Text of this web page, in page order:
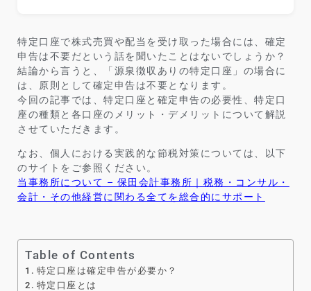
特定口座で株式売買や配当を受け取った場合には、確定
申告は不要だという話を聞いたことはないでしょうか？
結論から言うと、「源泉徴収ありの特定口座」の場合に
は、原則として確定申告は不要となります。
今回の記事では、特定口座と確定申告の必要性、特定口
座の種類と各口座のメリット・デメリットについて解説
させていただきます。
なお、個人における 実践的な節税対策については、以下
のサイトをご参照ください。
当事務所について – 保田会計事務所｜税務・コンサル・
会計・その他経営に関わる全てを総合的にサポート
Table of Contents
特定口座は確定申告が必要か？
特定口座とは